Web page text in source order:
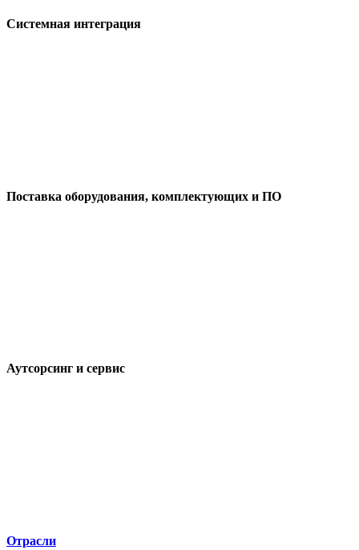
Системная интеграция
Поставка оборудования, комплектующих и ПО
Аутсорсинг и сервис
Отрасли